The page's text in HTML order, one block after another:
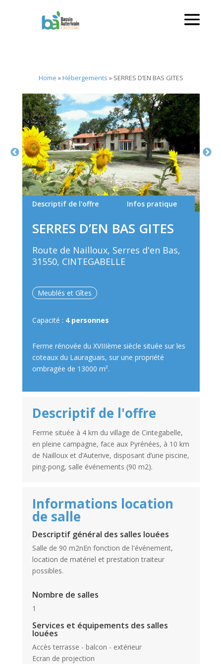
Home »Hébergements » SERRES D’EN BAS GITES
Descriptif de l'offre Infos pratique
SERRES D’EN BAS GITES
Route de Nailloux, Serres d'en Bas,
31550, CINTEGABELLE
Meublés et Gîtes
Capacité : 4 personnes
Ferme rénovée du XVIIIème siècle située sur les
coteaux du Lauraguais, sur une propriété
ombragée de 13000 m².
Descriptif de l'offre
Ferme située à 4 km du village de Cintegabelle,
en pleine campagne, face aux Pyrénées, à 10 km
de Nailloux et d’Auterive, disposant d’une piscine,
ping-pong, salle événements (90 m2).
Informations location
de salle
Descriptif général des salles louées
Salle de 90 m2nEn fonction de l'événement,
location de matériel et prestation traiteur
possibles.
Nombre de salles
1
Services et équipements des salles
louées
Accès terrasse - balcon - extérieur
Ecran de projection